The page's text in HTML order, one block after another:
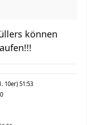
können
10er) 51:53